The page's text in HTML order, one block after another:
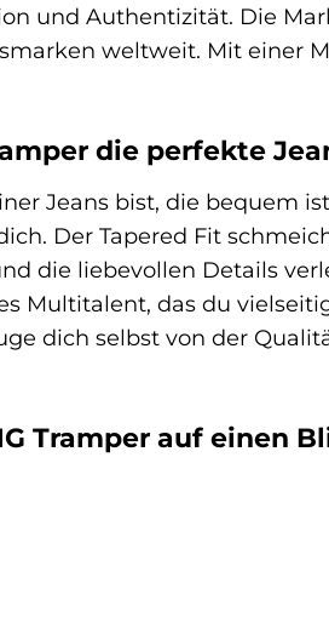
und Authentizität. Die
weltweit. Mit einer
die perfekte
Jeans bist, die bequem
Der Tapered Fit
die liebevollen Details
Multitalent, das du
dich selbst von der
Tramper auf einen